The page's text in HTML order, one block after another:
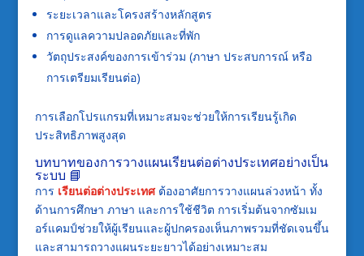
ระยะเวลาและโครงสร้างหลักสูตร
การดูแลความปลอดภัยและที่พัก
วัตถุประสงค์ของการเข้าร่วม (ภาษา ประสบการณ์ หรือ
การเตรียมเรียนต่อ)
การเลือกโปรแกรมที่เหมาะสมจะช่วยให้การเรียนรู้เกิด
ประสิทธิภาพสูงสุด
บทบาทของการวางแผนเรียนต่อต่างประเทศอย่างเป็น
ระบบ 📘
การ เรียนต่อต่างประเทศ ต้องอาศัยการวางแผนล่วงหน้า ทั้ง
ด้านการศึกษา ภาษา และการใช้ชีวิต การเริ่มต้นจากซัมเม
อร์แคมป์ช่วยให้ผู้เรียนและผู้ปกครองเห็นภาพรวมที่ชัดเจนขึ้น
และสามารถวางแผนระยะยาวได้อย่างเหมาะสม